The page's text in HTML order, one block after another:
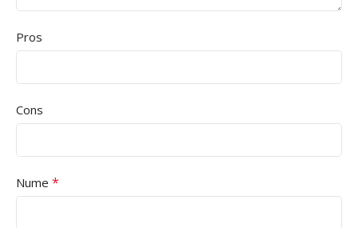
Pros
Cons
Nume *